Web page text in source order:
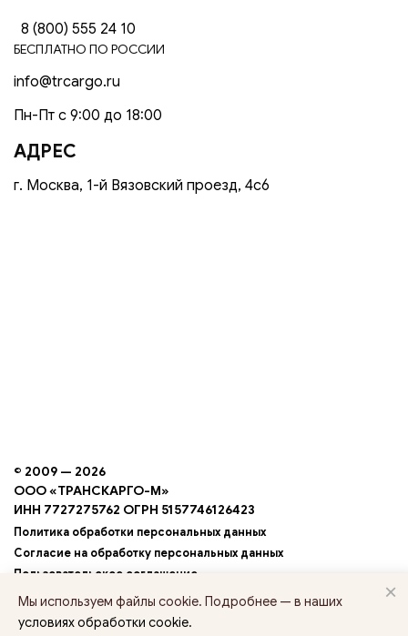
8 (800) 555 24 10
БЕСПЛАТНО ПО РОССИИ
info@trcargo.ru
Пн-Пт с 9:00 до 18:00
АДРЕС
г. Москва, 1-й Вязовский проезд, 4с6
© 2009 — 2026
ООО «ТРАНСКАРГО-М»
ИНН 7727275762 ОГРН 5157746126423
Политика обработки персональных данных
Согласие на обработку персональных данных
Пользовательское соглашение
Условия обработки cookie
Мы используем файлы cookie. Подробнее — в наших
условиях обработки cookie.
×